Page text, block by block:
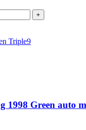
1998 Green auto